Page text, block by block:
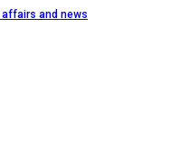
and news